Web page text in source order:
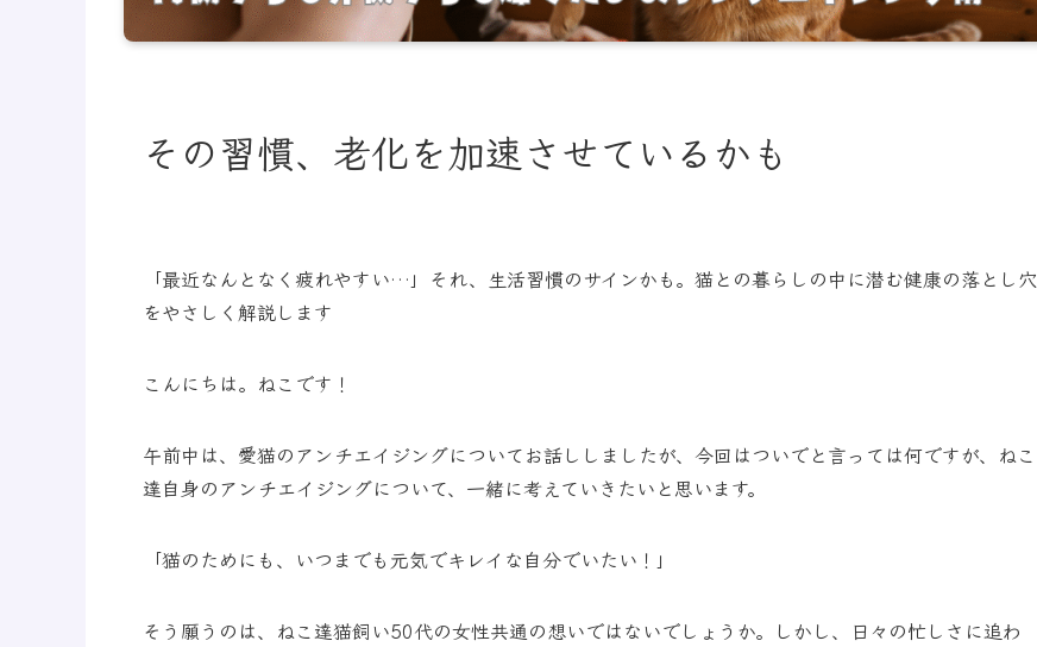
その習慣、老化を加速させているかも
「最近なんとなく疲れやすい…」それ、生活習慣のサインかも。猫との暮らしの中に潜む健康の落とし穴
をやさしく解説します
こんにちは。ねこです！
午前中は、愛猫のアンチエイジングについてお話ししましたが、今回はついでと言っては何ですが、ねこ
達自身のアンチエイジングについて、一緒に考えていきたいと思います。
「猫のためにも、いつまでも元気でキレイな自分でいたい！」
そう願うのは、ねこ達猫飼い50代の女性共通の想いではないでしょうか。しかし、日々の忙しさに追わ